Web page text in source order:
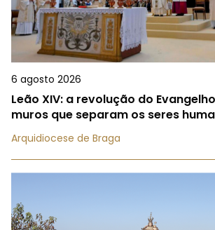
6 agosto 2026
Leão XIV: a revolução do
muros que separam os seres
Arquidiocese de Braga